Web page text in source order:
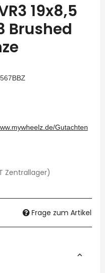
19x8,5
Brushed
Gutachten
Zentrallager)
Frage zum Artikel